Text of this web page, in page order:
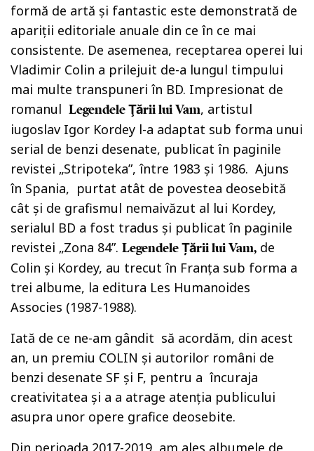
formă de artă și fantastic este demonstrată de
apariții editoriale anuale din ce în ce mai
consistente. De asemenea, receptarea operei lui
Vladimir Colin a prilejuit de-a lungul timpului
mai multe transpuneri în BD. Impresionat de
romanulLegendele Ţării lui Vam, artistul
iugoslav Igor Kordey l-a adaptat sub forma unui
serial de benzi desenate, publicat în paginile
revistei „Stripoteka”, între 1983 și 1986. Ajuns
în Spania, purtat atât de povestea deosebită
cât şi de grafismul nemaivăzut al lui Kordey,
serialul BD a fost tradus şi publicat în paginile
revistei „Zona 84”.Legendele Țării lui Vam, de
Colin și Kordey, au trecut în Franța sub forma a
trei albume, la editura Les Humanoides
Associes (1987-1988).
Iată de ce ne-am gândit să acordăm, din acest
an, un premiu COLIN şi autorilor români de
benzi desenate SF şi F, pentru a încuraja
creativitatea şi a a atrage atenţia publicului
asupra unor opere grafice deosebite.
Din perioada 2017-2019, am ales albumele de